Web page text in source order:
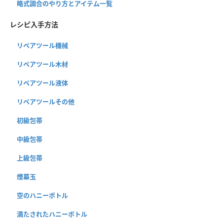
略式調合のやり方とアイテム一覧
レシピ入手方法
リペアツール機械
リペアツール木材
リペアツール液体
リペアツールその他
初級包帯
中級包帯
上級包帯
煙幕玉
空のハニーボトル
満たされたハニーボトル